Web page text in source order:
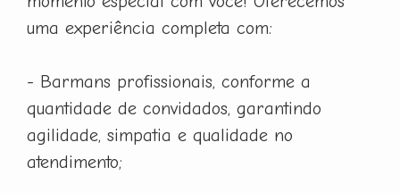
uma experiência completa com:
- Barmans profissionais, conforme a
quantidade de convidados, garantindo
agilidade, simpatia e qualidade no
atendimento;